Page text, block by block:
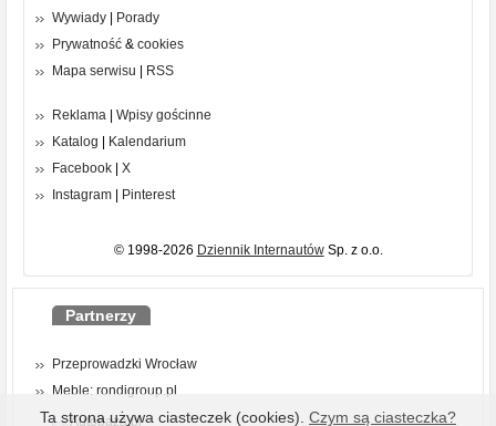
Wywiady
Porady
Prywatność & cookies
Mapa serwisu
RSS
Reklama
Wpisy gościnne
Katalog
Kalendarium
Facebook
X
Instagram
Pinterest
© 1998-2026 Dziennik InternautówSp. z o.o.
Partnerzy
Przeprowadzki Wrocław
Meble: rondigroup.pl
Ta strona używa ciasteczek (cookies). Czym są ciasteczka?